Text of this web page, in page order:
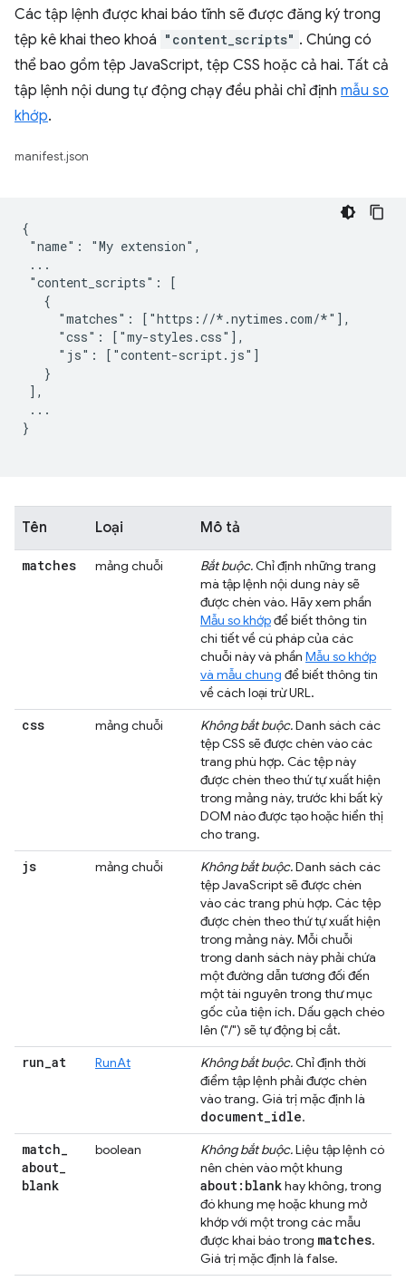
Các tập lệnh được khai báo tĩnh sẽ được đăng ký trong
tệp kê khai theo khoá "content_scripts" . Chúng có
thể bao gồm tệp JavaScript, tệp CSS hoặc cả hai. Tất cả
tập lệnh nội dung tự động chạy đều phải chỉ định mẫu so
khớp.
manifest.json
{
"name": "My extension",
...
"content_scripts": [
   {
     "matches": ["https://*.nytimes.com/*"],
     "css": ["my-styles.css"],
     "js": ["content-script.js"]
   }
],
...
}
Tên Loại Mô tả
matches mảng chuỗi Bắt buộc.Chỉ định những trang
mà tập lệnh nội dung này sẽ
được chèn vào. Hãy xem phần
Mẫu so khớpđể biết thông tin
chi tiết về cú pháp của các
chuỗi này và phần Mẫu so khớp
và mẫu chung để biết thông tin
về cách loại trừ URL.
css mảng chuỗi Không bắt buộc.Danh sách các
tệp CSS sẽ được chèn vào các
trang phù hợp. Các tệp này
được chèn theo thứ tự xuất hiện
trong mảng này, trước khi bất kỳ
DOM nào được tạo hoặc hiển thị
cho trang.
js mảng chuỗi Không bắt buộc.Danh sách các
tệp JavaScript sẽ được chèn
vào các trang phù hợp. Các tệp
được chèn theo thứ tự xuất hiện
trong mảng này. Mỗi chuỗi
trong danh sách này phải chứa
một đường dẫn tương đối đến
một tài nguyên trong thư mục
gốc của tiện ích. Dấu gạch chéo
lên ("/") sẽ tự động bị cắt.
run_at RunAt Không bắt buộc.Chỉ định thời
điểm tập lệnh phải được chèn
vào trang. Giá trị mặc định là
document_idle.
match_
about_
blank
boolean Không bắt buộc.Liệu tập lệnh có
nên chèn vào một khung
about:blankhay không, trong
đó khung mẹ hoặc khung mở
khớp với một trong các mẫu
được khai báo trong matches.
Giá trị mặc định là false.